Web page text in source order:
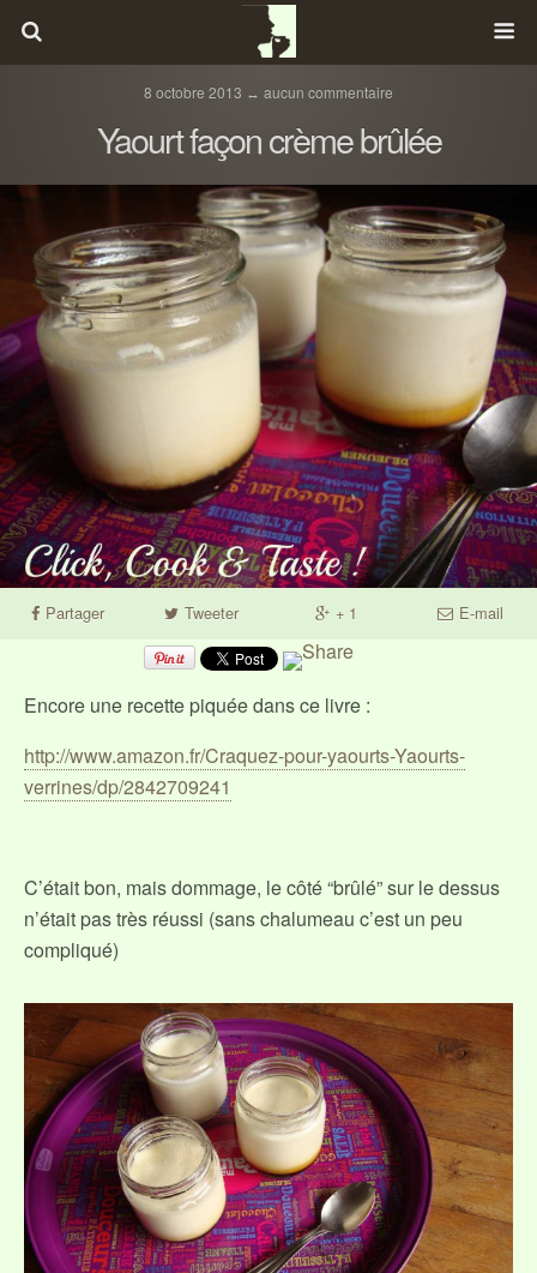
8 octobre 2013 ↔ aucun commentaire
Yaourt façon crème brûlée
Partager Tweeter + 1 E-mail
Encore une recette piquée dans ce livre :
http://www.amazon.fr/Craquez-pour-yaourts-Yaourts-
verrines/dp/2842709241
C’était bon, mais dommage, le côté “brûlé” sur le dessus
n’était pas très réussi (sans chalumeau c’est un peu
compliqué)